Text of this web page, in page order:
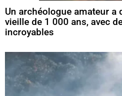
Un archéologue amateur a
vieille de 1 000 ans, avec
incroyables